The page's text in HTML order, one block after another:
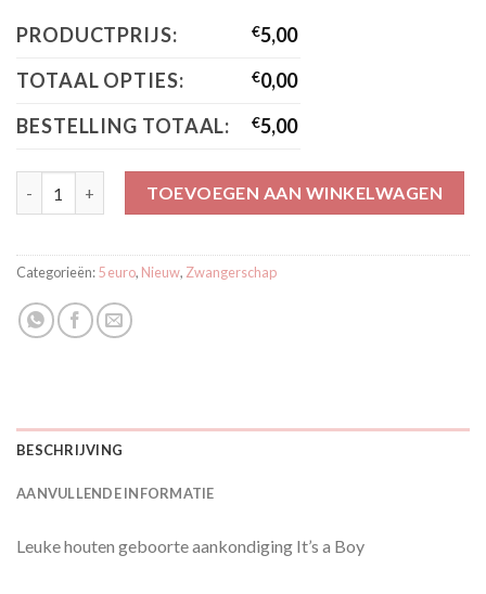
PRODUCTPRIJS: €5,00
TOTAAL OPTIES:
€0,00
BESTELLING TOTAAL:
€5,00
TOEVOEGEN AAN WINKELWAGEN
Categorieën:5 euro, Nieuw, Zwangerschap
BESCHRIJVING
AANVULLENDE INFORMATIE
Leuke houten geboorte aankondiging It’s a Boy